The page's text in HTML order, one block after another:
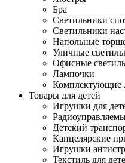
Бра
Светильники
Светильники
Напольные
Уличные
Офисные
Лампочки
Комплектующие
Товары для детей
Игрушки для
Детский
Канцелярские
Игрушки
Текстиль для